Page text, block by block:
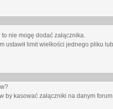
nie mogę dodać załącznika.
ustawił limit wielkości jednego pliku
by kasować załączniki na danym